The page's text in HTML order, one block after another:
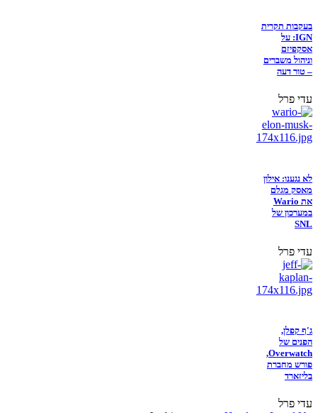
בעקבות תקרית
IGN: על
אסקפיזם
וניהול משברים
– טור דעה
עדי פרל
לא נגענו: אילון
מאסק מגלם
את Wario
במערכון של
SNL
עדי פרל
ג'ף קפלן,
הפנים של
Overwatch,
פורש מחברת
בליזארד
עדי פרל